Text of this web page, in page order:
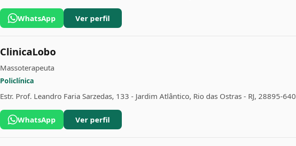
WhatsApp Ver perfil
ClinicaLobo
Massoterapeuta
Policlínica
Estr. Prof. Leandro Faria Sarzedas, 133 - Jardim Atlântico, Rio das Ostras - RJ, 28895-640
WhatsApp Ver perfil